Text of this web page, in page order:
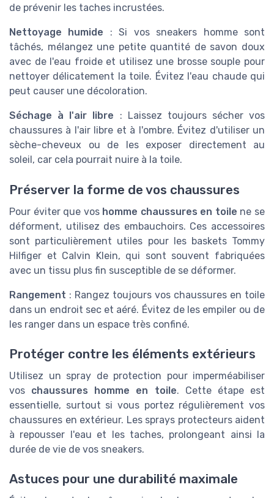
de prévenir les taches incrustées.
Nettoyage humide : Si vos sneakers homme sont
tâchés, mélangez une petite quantité de savon doux
avec de l'eau froide et utilisez une brosse souple pour
nettoyer délicatement la toile. Évitez l'eau chaude qui
peut causer une décoloration.
Séchage à l'air libre : Laissez toujours sécher vos
chaussures à l'air libre et à l'ombre. Évitez d'utiliser un
sèche-cheveux ou de les exposer directement au
soleil, car cela pourrait nuire à la toile.
Préserver la forme de vos chaussures
Pour éviter que vos homme chaussures en toile ne se
déforment, utilisez des embauchoirs. Ces accessoires
sont particulièrement utiles pour les baskets Tommy
Hilfiger et Calvin Klein, qui sont souvent fabriquées
avec un tissu plus fin susceptible de se déformer.
Rangement : Rangez toujours vos chaussures en toile
dans un endroit sec et aéré. Évitez de les empiler ou de
les ranger dans un espace très confiné.
Protéger contre les éléments extérieurs
Utilisez un spray de protection pour imperméabiliser
vos chaussures homme en toile. Cette étape est
essentielle, surtout si vous portez régulièrement vos
chaussures en extérieur. Les sprays protecteurs aident
à repousser l'eau et les taches, prolongeant ainsi la
durée de vie de vos sneakers.
Astuces pour une durabilité maximale